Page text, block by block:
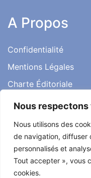
Nous
Nous utilisons des
de navigation, diffuser
personnalisés et
Tout accepter », vous
cookies.
A Propos
Confidentialité
Mentions Légales
Charte Éditoriale
Conditions d’utilisation
Témoignages